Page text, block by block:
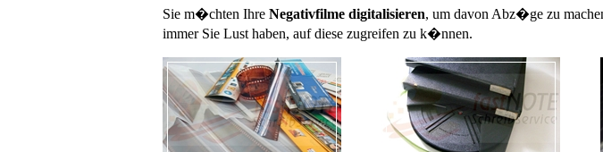
Sie m�chten Ihre Negativfilme digitalisieren, um davon Abz�ge zu
immer Sie Lust haben, auf diese zugreifen zu k�nnen.